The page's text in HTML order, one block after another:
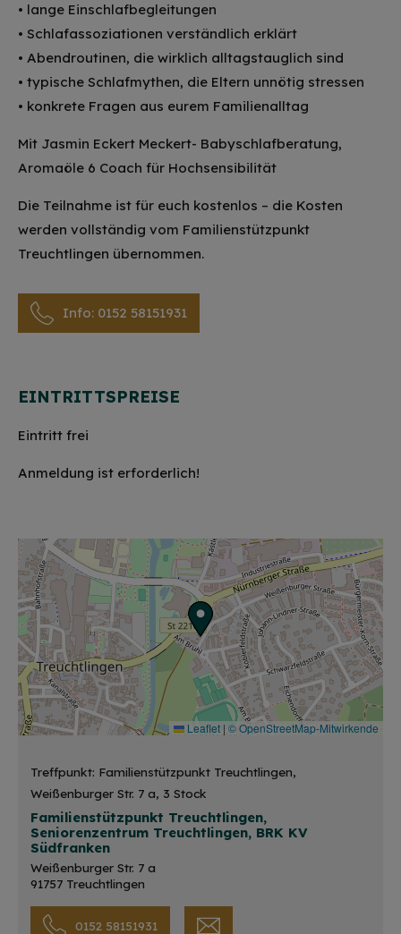
• lange Einschlafbegleitungen
• Schlafassoziationen verständlich erklärt
• Abendroutinen, die wirklich alltagstauglich sind
• typische Schlafmythen, die Eltern unnötig stressen
• konkrete Fragen aus eurem Familienalltag
Mit Jasmin Eckert Meckert- Babyschlafberatung,
Aromaöle 6 Coach für Hochsensibilität
Die Teilnahme ist für euch kostenlos – die Kosten
werden vollständig vom Familienstützpunkt
Treuchtlingen übernommen.
Info: 0152 58151931
EINTRITTSPREISE
Eintritt frei
Anmeldung ist erforderlich!
Leaflet | © OpenStreetMap-Mitwirkende
Treffpunkt: Familienstützpunkt Treuchtlingen,
Weißenburger Str. 7 a, 3 Stock
Familienstützpunkt Treuchtlingen,
Seniorenzentrum Treuchtlingen, BRK KV
Südfranken
Weißenburger Str. 7 a
91757 Treuchtlingen
0152 58151931